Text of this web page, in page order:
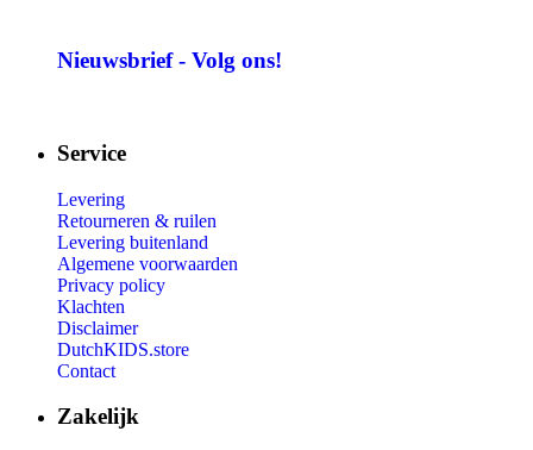
Nieuwsbrief - Volg ons!
Service
Levering
Retourneren & ruilen
Levering buitenland
Algemene voorwaarden
Privacy policy
Klachten
Disclaimer
DutchKIDS.store
Contact
Zakelijk